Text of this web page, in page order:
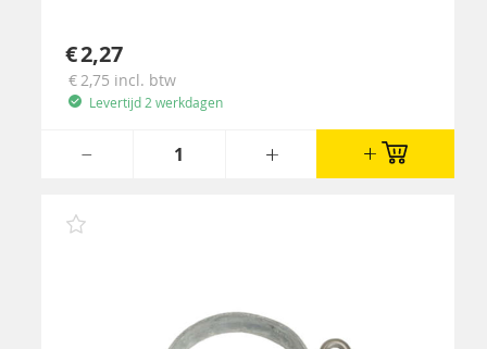
2,27
2,75 incl. btw
Levertijd 2 werkdagen